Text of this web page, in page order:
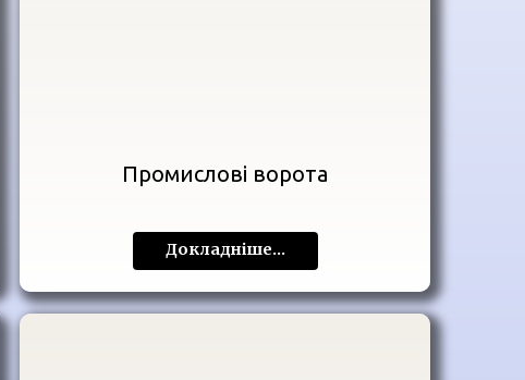
Промислові ворота
Докладніше...